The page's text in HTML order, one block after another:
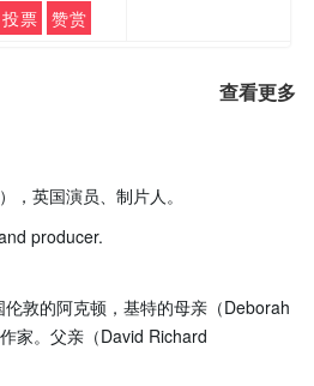
投票 赞赏
查看更多
，英国演员、制片人。
producer.
敦的阿克顿，基特的母亲（Deborah
家。父亲（David Richard